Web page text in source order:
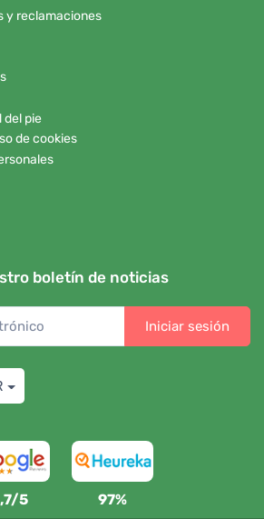
y reclamaciones
del pie
de cookies
boletín de noticias
Iniciar sesión
5 97%